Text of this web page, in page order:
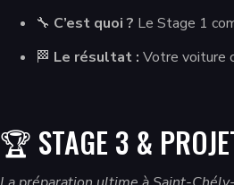
🔧 C’est quoi ? Le Stage 1
🏁 Le résultat : Votre voiture
🏆 STAGE 3 &